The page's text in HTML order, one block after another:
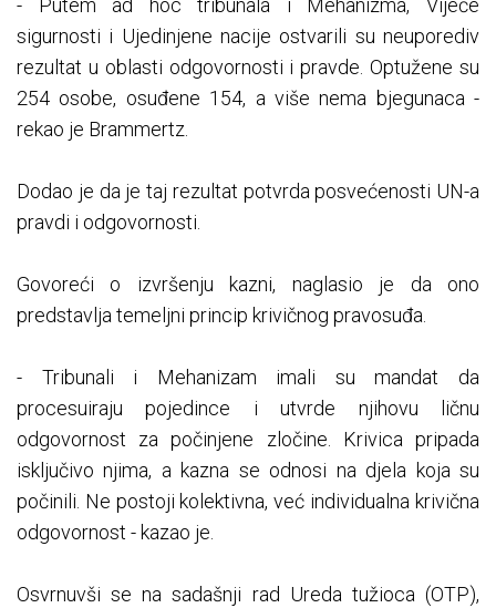
- Putem ad hoc tribunala i Mehanizma, Vijeće
sigurnosti i Ujedinjene nacije ostvarili su neuporediv
rezultat u oblasti odgovornosti i pravde. Optužene su
254 osobe, osuđene 154, a više nema bjegunaca -
rekao je Brammertz.
Dodao je da je taj rezultat potvrda posvećenosti UN-a
pravdi i odgovornosti.
Govoreći o izvršenju kazni, naglasio je da ono
predstavlja temeljni princip krivičnog pravosuđa.
- Tribunali i Mehanizam imali su mandat da
procesuiraju pojedince i utvrde njihovu ličnu
odgovornost za počinjene zločine. Krivica pripada
isključivo njima, a kazna se odnosi na djela koja su
počinili. Ne postoji kolektivna, već individualna krivična
odgovornost - kazao je.
Osvrnuvši se na sadašnji rad Ureda tužioca (OTP),